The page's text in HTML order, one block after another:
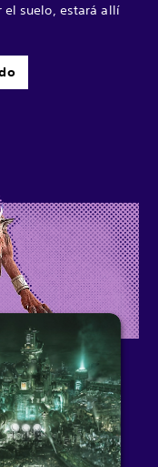
el suelo, estará allí